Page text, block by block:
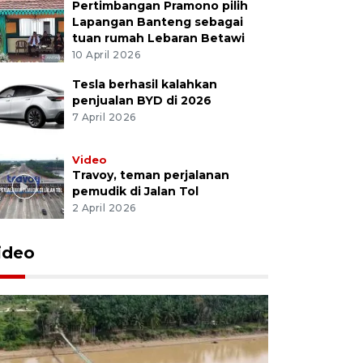
Pertimbangan Pramono pilih
Lapangan Banteng sebagai
tuan rumah Lebaran Betawi
10 April 2026
Tesla berhasil kalahkan
penjualan BYD di 2026
7 April 2026
Video
Travoy, teman perjalanan
pemudik di Jalan Tol
2 April 2026